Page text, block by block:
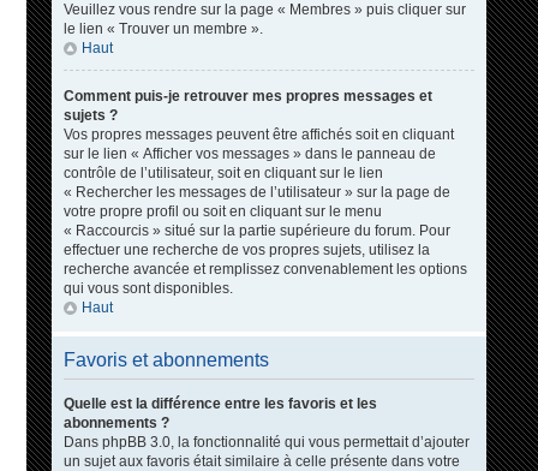
Veuillez vous rendre sur la page « Membres » puis cliquer sur
le lien « Trouver un membre ».
Haut
Comment puis-je retrouver mes propres messages et
sujets ?
Vos propres messages peuvent être affichés soit en cliquant
sur le lien « Afficher vos messages » dans le panneau de
contrôle de l’utilisateur, soit en cliquant sur le lien
« Rechercher les messages de l’utilisateur » sur la page de
votre propre profil ou soit en cliquant sur le menu
« Raccourcis » situé sur la partie supérieure du forum. Pour
effectuer une recherche de vos propres sujets, utilisez la
recherche avancée et remplissez convenablement les options
qui vous sont disponibles.
Haut
Favoris et abonnements
Quelle est la différence entre les favoris et les
abonnements ?
Dans phpBB 3.0, la fonctionnalité qui vous permettait d’ajouter
un sujet aux favoris était similaire à celle présente dans votre